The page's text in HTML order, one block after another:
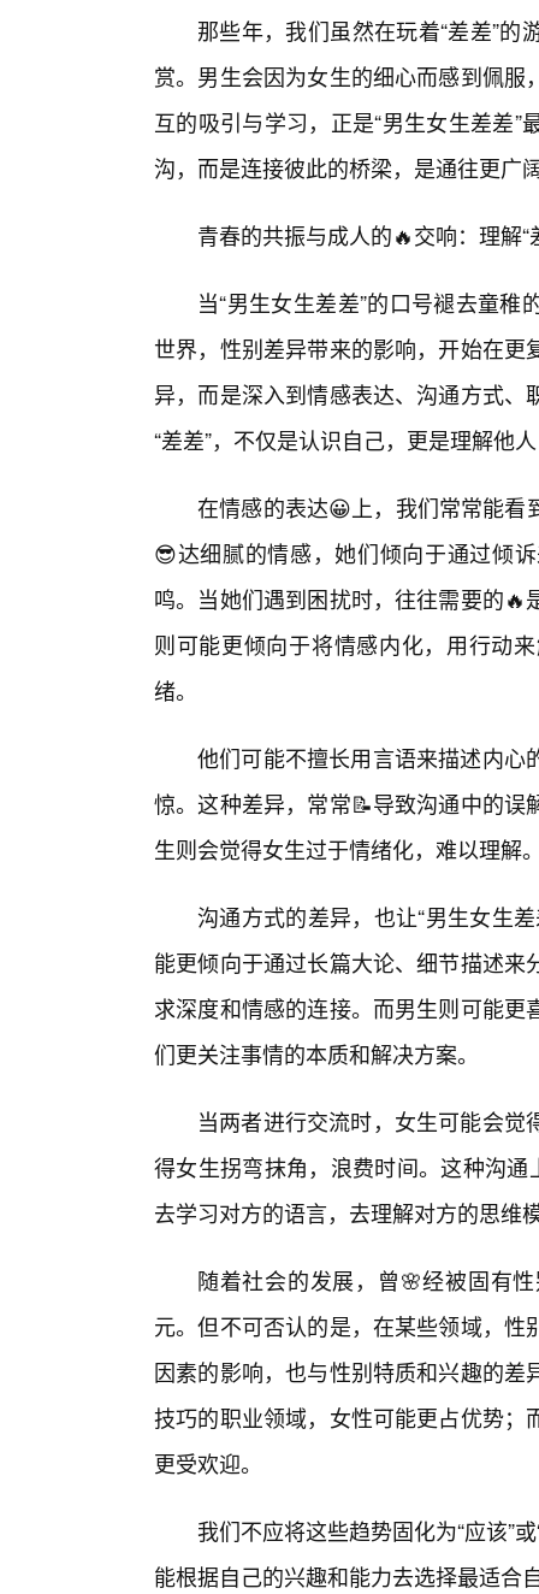
那些年，我们虽然在玩着“差差”
赏。男生会因为女生的细心而感到佩
互的吸引与学习，正是“男生女生差差
沟，而是连接彼此的桥梁，是通往更广
青春的共振与成人的🔥交响：理解
当“男生女生差差”的口号褪去童
世界，性别差异带来的影响，开始在
异，而是深入到情感表达、沟通方式
“差差”，不仅是认识自己，更是理解他
在情感的表达😀上，我们常常能看
😎达细腻的情感，她们倾向于通过倾
鸣。当她们遇到困扰时，往往需要的
则可能更倾向于将情感内化，用行动
绪。
他们可能不擅长用言语来描述内心
惊。这种差异，常常📝导致沟通中的
生则会觉得女生过于情绪化，难以理解
沟通方式的差异，也让“男生女生
能更倾向于通过长篇大论、细节描述
求深度和情感的连接。而男生则可能
们更关注事情的本质和解决方案。
当两者进行交流时，女生可能会
得女生拐弯抹角，浪费时间。这种沟
去学习对方的语言，去理解对方的思维
随着社会的发展，曾🌸经被固有
元。但不可否认的是，在某些领域，
因素的影响，也与性别特质和兴趣的
技巧的职业领域，女性可能更占优势
更受欢迎。
我们不应将这些趋势固化为“应该”
能根据自己的兴趣和能力去选择最适合